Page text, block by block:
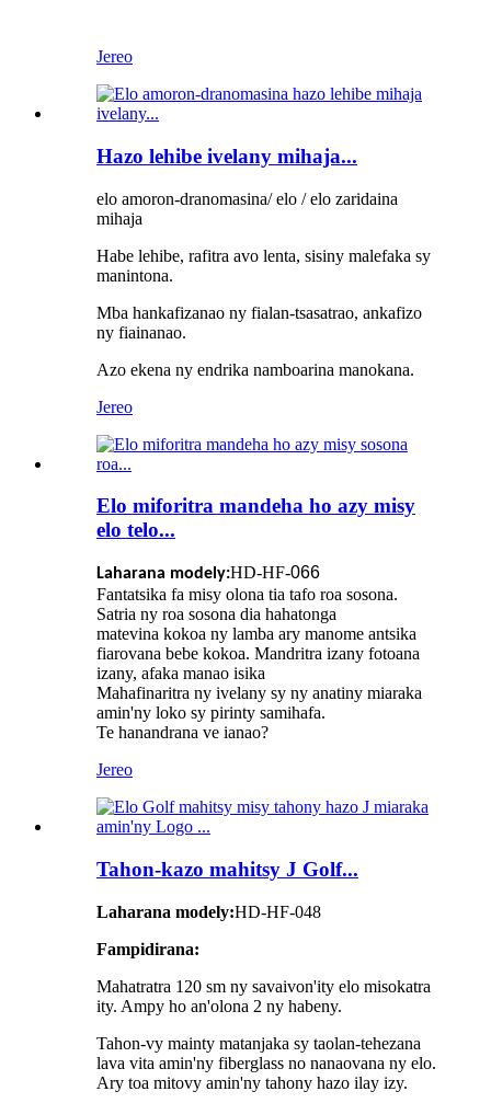
Jereo
Hazo lehibe ivelany mihaja...
elo amoron-dranomasina/ elo / elo zaridaina
mihaja
Habe lehibe, rafitra avo lenta, sisiny malefaka sy
manintona.
Mba hankafizanao ny fialan-tsasatrao, ankafizo
ny fiainanao.
Azo ekena ny endrika namboarina manokana.
Jereo
Elo miforitra mandeha ho azy misy
elo telo...
Laharana modely:HD-HF-066
Fantatsika fa misy olona tia tafo roa sosona.
Satria ny roa sosona dia hahatonga
matevina kokoa ny lamba ary manome antsika
fiarovana bebe kokoa. Mandritra izany fotoana
izany, afaka manao isika
Mahafinaritra ny ivelany sy ny anatiny miaraka
amin'ny loko sy pirinty samihafa.
Te hanandrana ve ianao?
Jereo
Tahon-kazo mahitsy J Golf...
Laharana modely:HD-HF-048
Fampidirana:
Mahatratra 120 sm ny savaivon'ity elo misokatra
ity. Ampy ho an'olona 2 ny habeny.
Tahon-vy mainty matanjaka sy taolan-tehezana
lava vita amin'ny fiberglass no nanaovana ny elo.
Ary toa mitovy amin'ny tahony hazo ilay izy.